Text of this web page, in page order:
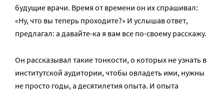
будущие врачи. Время от времени он их спрашивал:
«Ну, что вы теперь проходите?» И услышав ответ,
предлагал: а давайте-ка я вам все по-своему расскажу.
Он рассказывал такие тонкости, о которых не узнать в
институтской аудитории, чтобы овладеть ими, нужны
не просто годы, а десятилетия опыта. И опыта